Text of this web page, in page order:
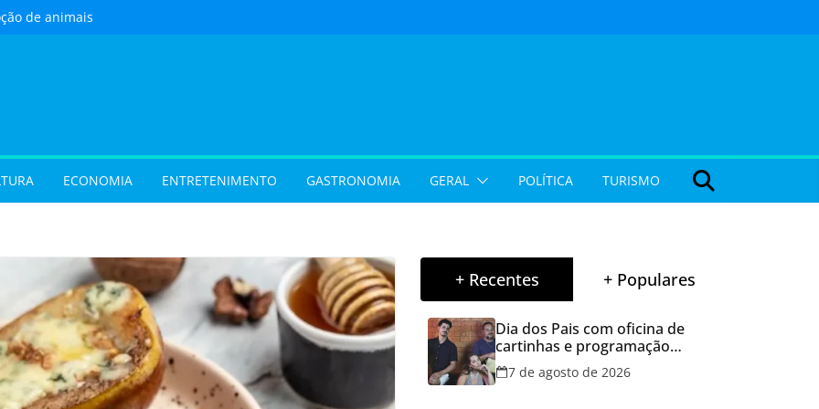
de animais
cresce no
e grandes
após o
exigir atualização dos
dos filhos para evitar
ECONOMIA ENTRETENIMENTO GASTRONOMIA GERAL POLÍTICA TURISMO
+ Recentes + Populares
Dia dos Pais com oficina de
cartinhas e programação
musical gratuita em Aparecida
de Goiânia
7 de agosto de 2026